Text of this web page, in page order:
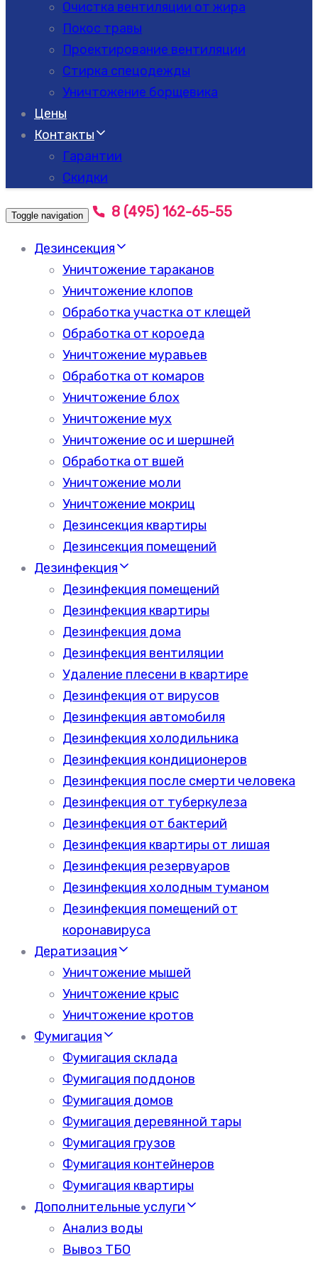
Очистка вентиляции от жира
Покос травы
Проектирование вентиляции
Стирка спецодежды
Уничтожение борщевика
Цены
Контакты
Гарантии
Скидки
Toggle navigation 8 (495) 162-65-55
Дезинсекция
Уничтожение тараканов
Уничтожение клопов
Обработка участка от клещей
Обработка от короеда
Уничтожение муравьев
Обработка от комаров
Уничтожение блох
Уничтожение мух
Уничтожение ос и шершней
Обработка от вшей
Уничтожение моли
Уничтожение мокриц
Дезинсекция квартиры
Дезинсекция помещений
Дезинфекция
Дезинфекция помещений
Дезинфекция квартиры
Дезинфекция дома
Дезинфекция вентиляции
Удаление плесени в квартире
Дезинфекция от вирусов
Дезинфекция автомобиля
Дезинфекция холодильника
Дезинфекция кондиционеров
Дезинфекция после смерти человека
Дезинфекция от туберкулеза
Дезинфекция от бактерий
Дезинфекция квартиры от лишая
Дезинфекция резервуаров
Дезинфекция холодным туманом
Дезинфекция помещений от
коронавируса
Дератизация
Уничтожение мышей
Уничтожение крыс
Уничтожение кротов
Фумигация
Фумигация склада
Фумигация поддонов
Фумигация домов
Фумигация деревянной тары
Фумигация грузов
Фумигация контейнеров
Фумигация квартиры
Дополнительные услуги
Анализ воды
Вывоз ТБО